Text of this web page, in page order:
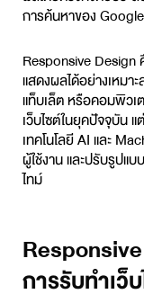
การค้นหาของ Google
Responsive Design
แสดงผลได้อย่างเหมา
แท็บเล็ต หรือคอมพิว
เว็บไซต์ในยุคปัจจุบัน
เทคโนโลยี AI และ
ผู้ใช้งาน และปรับรูปแ
ไทม์
การรับทำเว็